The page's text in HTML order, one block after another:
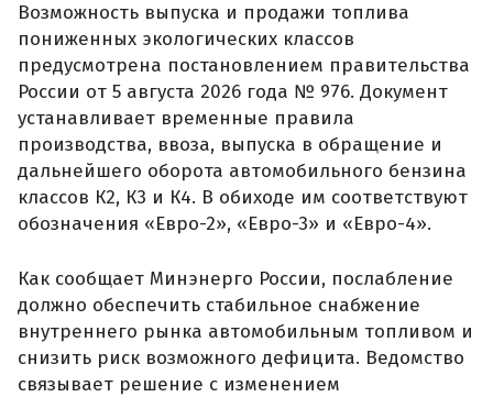
Возможность выпуска и продажи топлива
пониженных экологических классов
предусмотрена постановлением правительства
России от 5 августа 2026 года № 976. Документ
устанавливает временные правила
производства, ввоза, выпуска в обращение и
дальнейшего оборота автомобильного бензина
классов К2, К3 и К4. В обиходе им соответствуют
обозначения «Евро-2», «Евро-3» и «Евро-4».
Как сообщает Минэнерго России, послабление
должно обеспечить стабильное снабжение
внутреннего рынка автомобильным топливом и
снизить риск возможного дефицита. Ведомство
связывает решение с изменением